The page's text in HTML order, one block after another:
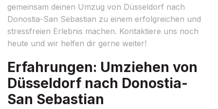
gemeinsam deinen Umzug von Düsseldorf nach
Donostia-San Sebastian zu einem erfolgreichen und
stressfreien Erlebnis machen. Kontaktiere uns noch
heute und wir helfen dir gerne weiter!
Erfahrungen: Umziehen von
Düsseldorf nach Donostia-
San Sebastian